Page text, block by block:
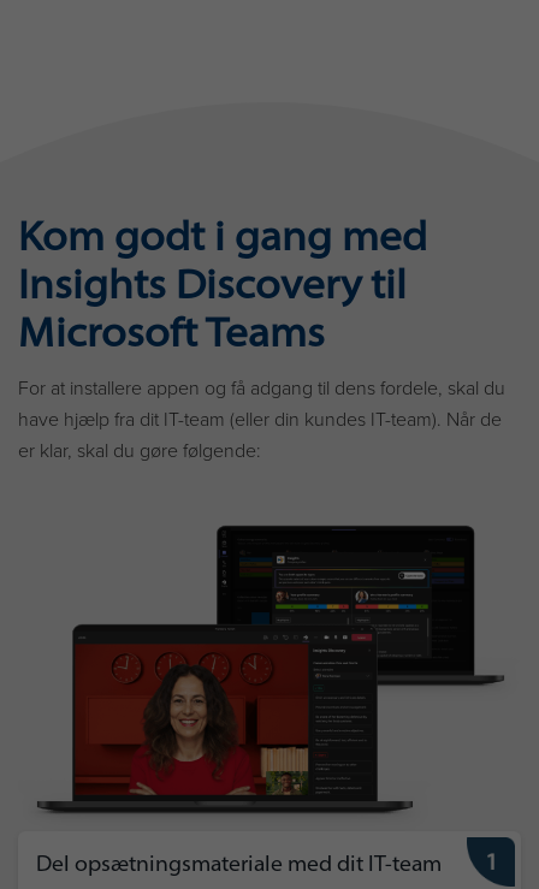
Kom godt i gang med
Insights Discovery til
Microsoft Teams
For at installere appen og få adgang til dens fordele, skal du
have hjælp fra dit IT-team (eller din kundes IT-team). Når de
er klar, skal du gøre følgende:
Del opsætningsmateriale med dit IT-team